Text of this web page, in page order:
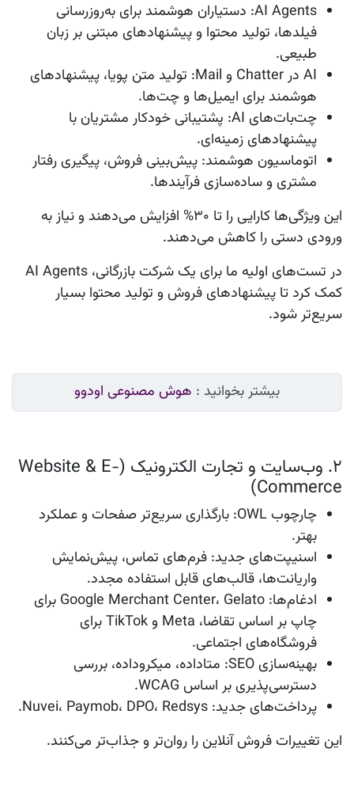
AI Agents: دستیاران هوشمند برای به‌روزرسانی
فیلدها، تولید محتوا و پیشنهادهای مبتنی بر زبان
طبیعی.
AI در Chatter و Mail
: تولید متن پویا، پیشنهادهای
هوشمند برای ایمیل‌ها و چت‌ها.
چت‌بات‌های AI
: پشتیبانی خودکار مشتریان با
پیشنهادهای زمینه‌ای.
اتوماسیون هوشمند: پیش‌بینی فروش، پیگیری رفتار
مشتری و ساده‌سازی فرآیندها.
این ویژگی‌ها کارایی را تا ۳۰% افزایش می‌دهند و نیاز به
ورودی دستی را کاهش می‌دهند.
در تست‌های اولیه ما برای یک شرکت بازرگانی، AI Agents
کمک کرد تا پیشنهادهای فروش و تولید محتوا بسیار
سریع‌تر شود.
بیشتر بخوانید : هوش مصنوعی اودوو
۲. وب‌سایت و تجارت الکترونیک (Website & E-
Commerce)
چارچوب OWL
: بارگذاری سریع‌تر صفحات و عملکرد
بهتر.
اسنیپت‌های جدید: فرم‌های تماس، پیش‌نمایش
واریانت‌ها، قالب‌های قابل استفاده مجدد.
ادغام‌ها
: Google Merchant Center، Gelato برای
چاپ بر اساس تقاضا، Meta و TikTok برای
فروشگاه‌های اجتماعی.
بهینه‌سازی SEO
: متاداده، میکرو‌داده، بررسی
دسترسی‌پذیری بر اساس WCAG.
پرداخت‌های جدید: Nuvei، Paymob، DPO، Redsys.
این تغییرات فروش آنلاین را روان‌تر و جذاب‌تر می‌کنند.